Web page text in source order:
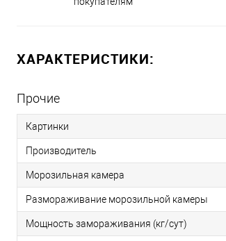
ХАРАКТЕРИСТИКИ:
Прочие
Картинки
Производитель
Морозильная камера
Размораживание морозильной камеры
Мощность замораживания (кг/сут)